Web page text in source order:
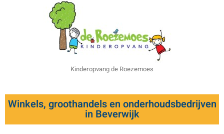
Kinderopvang de Roezemoes
Winkels, groothandels en onderhoudsbedrijven
in Beverwijk